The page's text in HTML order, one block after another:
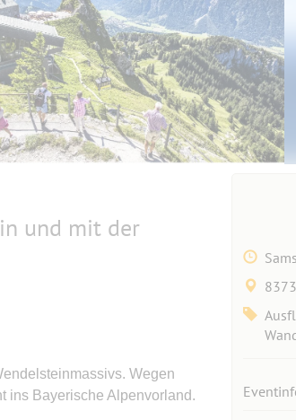
und mit der
Wegen
ins Bayerische Alpenvorland.